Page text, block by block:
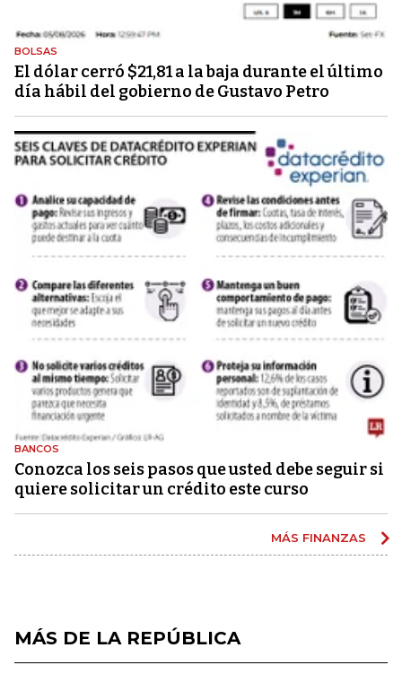
BOLSAS
El dólar cerró $21,81 a la baja durante el último
día hábil del gobierno de Gustavo Petro
BANCOS
Conozca los seis pasos que usted debe seguir si
quiere solicitar un crédito este curso
MÁS FINANZAS
MÁS DE LA REPÚBLICA